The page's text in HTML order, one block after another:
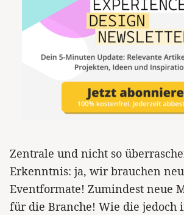
Zentrale und nicht so
Erkenntnis: ja, wir brauchen
Eventformate! Zumindest neue
für die Branche! Wie die jedoch